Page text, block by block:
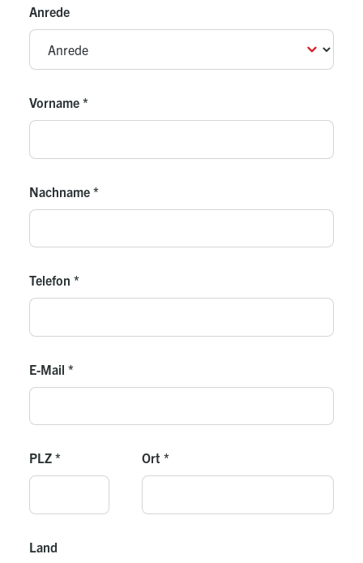
Anrede
Vorname *
Nachname *
Telefon *
E-Mail *
PLZ * Ort *
Land